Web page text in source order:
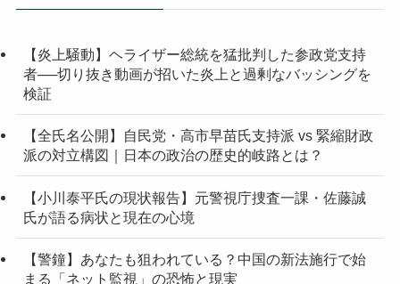
【炎上騒動】ヘライザー総統を猛批判した参政党支持
者──切り抜き動画が招いた炎上と過剰なバッシングを
検証
【全氏名公開】自民党・高市早苗氏支持派 vs 緊縮財政
派の対立構図｜日本の政治の歴史的岐路とは？
【小川泰平氏の現状報告】元警視庁捜査一課・佐藤誠
氏が語る病状と現在の心境
【警鐘】あなたも狙われている？中国の新法施行で始
まる「ネット監視」の恐怖と現実